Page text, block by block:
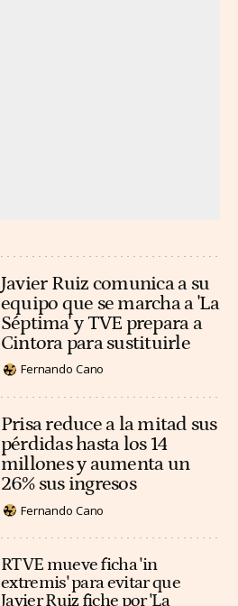
Javier Ruiz comunica a su
equipo que se marcha a 'La
Séptima' y TVE prepara a
Cintora para sustituirle
Fernando Cano
Prisa reduce a la mitad sus
pérdidas hasta los 14
millones y aumenta un
26% sus ingresos
Fernando Cano
RTVE mueve ficha 'in
extremis' para evitar que
Javier Ruiz fiche por 'La